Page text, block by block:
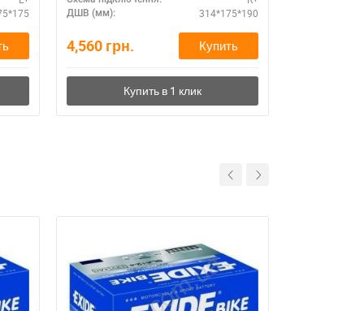
ДШВ (мм): 314*175*190
4,560 грн. Купить